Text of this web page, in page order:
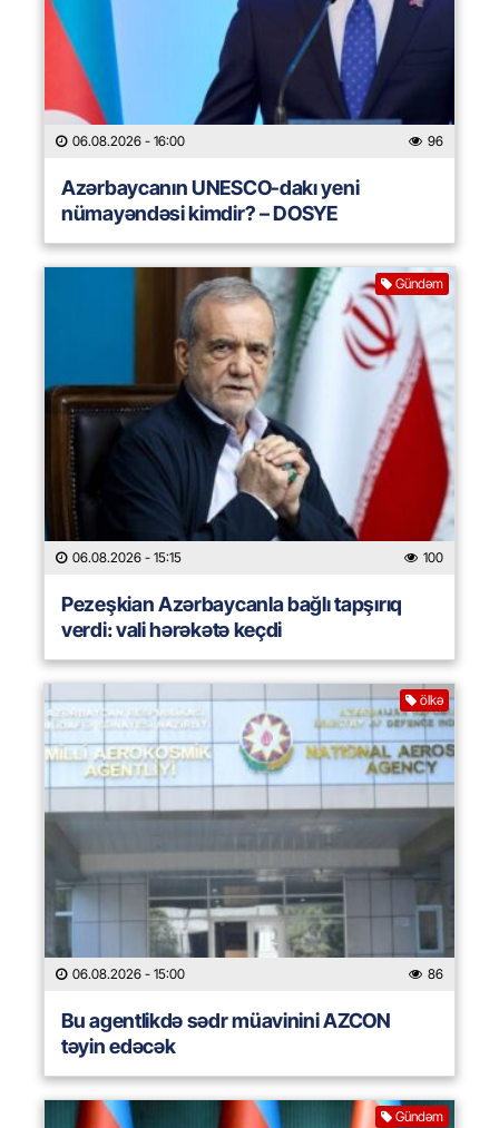
06.08.2026 - 16:00 96
Azərbaycanın UNESCO-dakı yeni
nümayəndəsi kimdir? – DOSYE
Gündəm
06.08.2026 - 15:15 100
Pezeşkian Azərbaycanla bağlı tapşırıq
verdi: vali hərəkətə keçdi
ölkə
06.08.2026 - 15:00 86
Bu agentlikdə sədr müavinini AZCON
təyin edəcək
Gündəm